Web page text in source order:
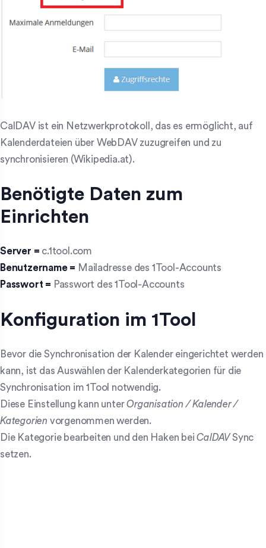
CalDAV ist ein Netzwerkprotokoll, das es ermöglicht, auf
Kalenderdateien über WebDAV zuzugreifen und zu
synchronisieren (Wikipedia.at).
Benötigte Daten zum
Einrichten
Server = c.1tool.com
Benutzername = Mailadresse des 1Tool-Accounts
Passwort = Passwort des 1Tool-Accounts
Konfiguration im 1Tool
Bevor die Synchronisation der Kalender eingerichtet werden
kann, ist das Auswählen der Kalenderkategorien für die
Synchronisation im 1Tool notwendig.
Diese Einstellung kann unterOrganisation / Kalender /
Kategorien vorgenommen werden.
Die Kategorie bearbeiten und den Haken beiCalDAVSync
setzen.